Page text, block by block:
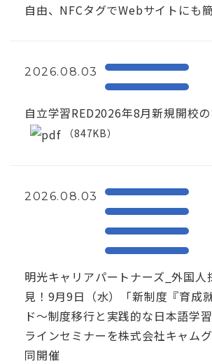
自由、NFCタグでWebサイトにも
2026.08.03
自立学習RED2026年8月新規開校
（847KB）
2026.08.03
明光キャリアパートナーズ_外国人
見！9月9日（水）「新制度『育成
ド～制度移行と実践的な日本語学
ラインセミナーを株式会社キャム
同開催